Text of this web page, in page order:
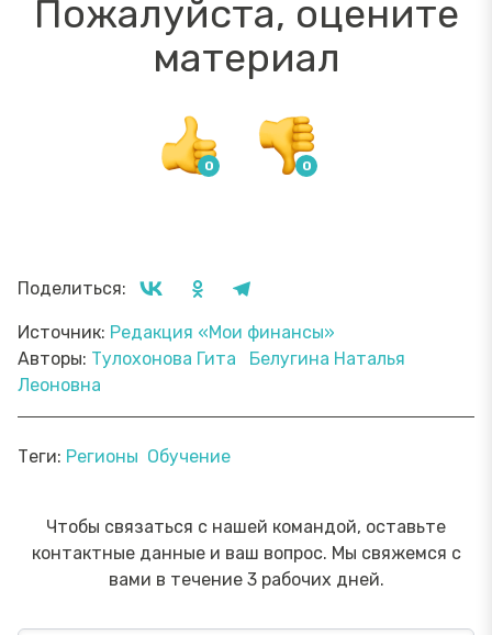
Пожалуйста, оцените
материал
Поделиться:
Источник: Редакция «Мои финансы»
Авторы: Тулохонова Гита
Белугина Наталья
Леоновна
Теги: Регионы Обучение
Чтобы связаться с нашей командой, оставьте
контактные данные и ваш вопрос. Мы свяжемся с
вами в течение 3 рабочих дней.